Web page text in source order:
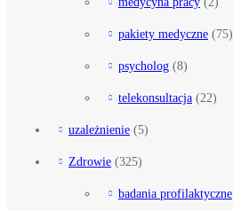
pakiety medyczne (75)
psycholog (8)
telekonsultacja (22)
uzależnienie (5)
Zdrowie (325)
badania profilaktyczne